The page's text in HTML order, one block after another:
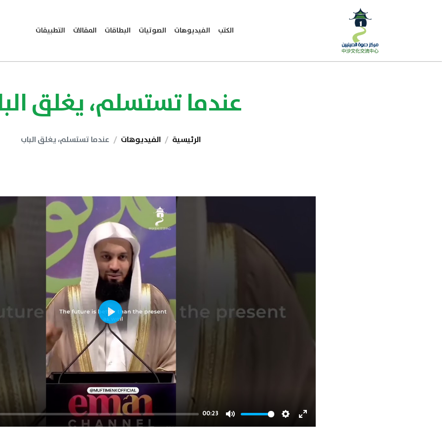
الكتب الفيديوهات الصوتيات البطاقات المقالات التطبيقات
عندما تستسلم، يغلق
الرئيسية الفيديوهات عندما تستسلم، يغلق الباب
00:23
Mute Settings
Enter
Play